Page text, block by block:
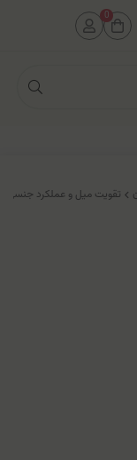
تقویت میل و عملکرد جنسی
0